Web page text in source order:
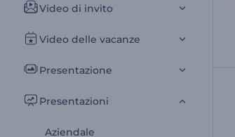
Video di invito
Video delle vacanze
Presentazione
Presentazioni
Aziendale